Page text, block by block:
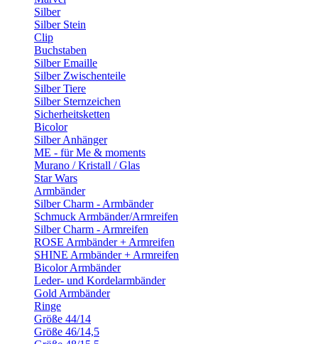
Silber
Silber Stein
Clip
Buchstaben
Silber Emaille
Silber Zwischenteile
Silber Tiere
Silber Sternzeichen
Sicherheitsketten
Bicolor
Silber Anhänger
ME - für Me & moments
Murano / Kristall / Glas
Star Wars
Armbänder
Silber Charm - Armbänder
Schmuck Armbänder/Armreifen
Silber Charm - Armreifen
ROSE Armbänder + Armreifen
SHINE Armbänder + Armreifen
Bicolor Armbänder
Leder- und Kordelarmbänder
Gold Armbänder
Ringe
Größe 44/14
Größe 46/14,5